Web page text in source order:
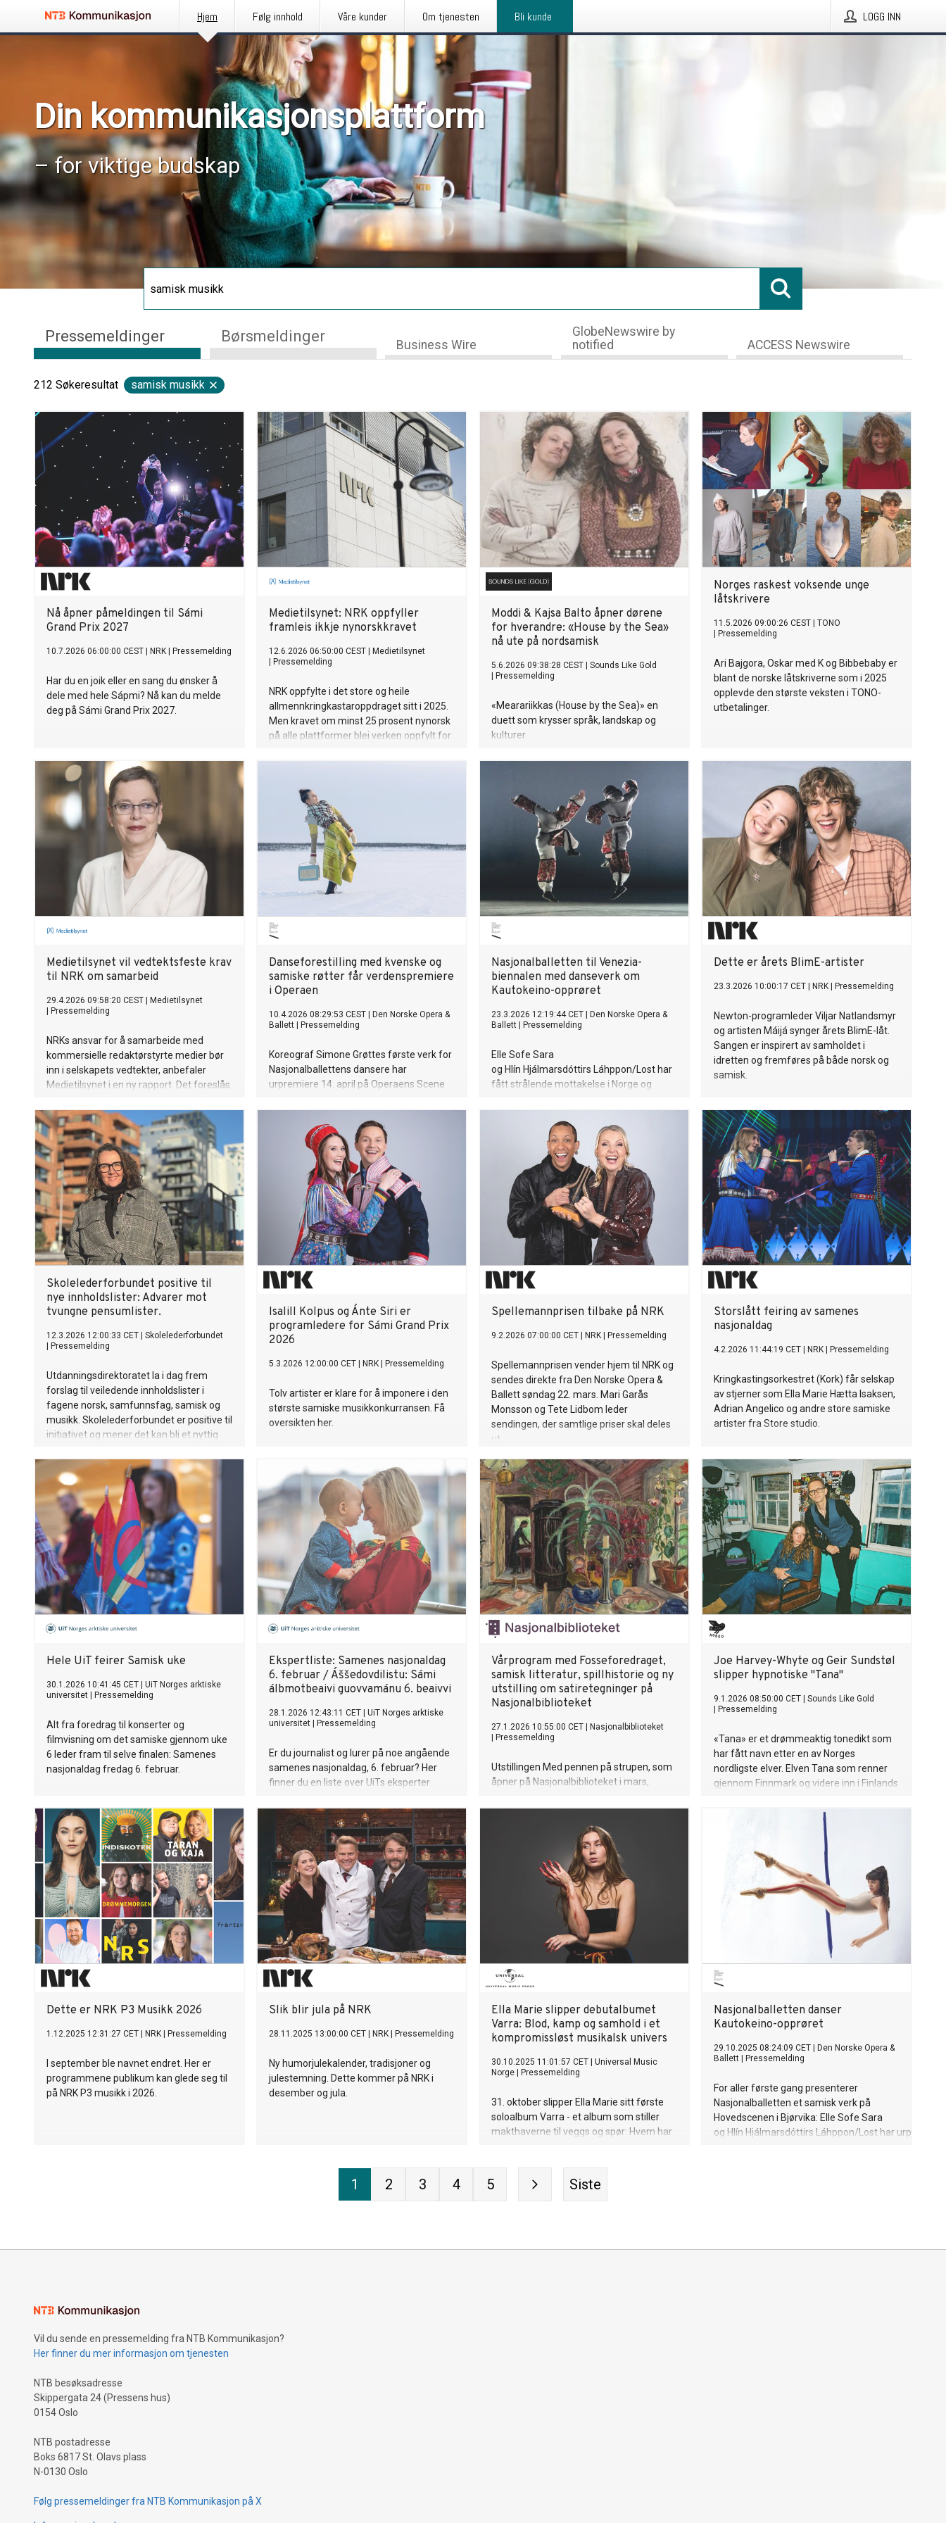
Hjem Følg innhold Våre kunder Om tjenesten Bli kunde LOGG INN
Din kommunikasjonsplattform
– for viktige budskap
Pressemeldinger Børsmeldinger Business Wire
GlobeNewswire by
notified
ACCESS Newswire
212 Søkeresultat samisk musikk
Nå åpner påmeldingen til Sámi
Grand Prix 2027
10.7.2026 06:00:00 CEST NRK Pressemelding
Har du en joik eller en sang du ønsker å
dele med hele Sápmi? Nå kan du melde
deg på Sámi Grand Prix 2027.
Medietilsynet: NRK oppfyller
framleis ikkje nynorskkravet
12.6.2026 06:50:00 CEST
Medietilsynet
Pressemelding
NRK oppfylte i det store og heile
allmennkringkastaroppdraget sitt i 2025.
Men kravet om minst 25 prosent nynorsk
på alle plattformer blei verken oppfylt for
Moddi & Kajsa Balto åpner dørene
for hverandre: «House by the Sea»
nå ute på nordsamisk
5.6.2026 09:38:28 CEST
Sounds Like Gold
Pressemelding
«Mearariikkas (House by the Sea)» en
duett som krysser språk, landskap og
kulturer
Norges raskest voksende unge
låtskrivere
11.5.2026 09:00:26 CEST
TONO
Pressemelding
Ari Bajgora, Oskar med K og Bibbebaby er
blant de norske låtskriverne som i 2025
opplevde den største veksten i TONO-
utbetalinger.
Medietilsynet vil vedtektsfeste krav
til NRK om samarbeid
29.4.2026 09:58:20 CEST
Medietilsynet
Pressemelding
NRKs ansvar for å samarbeide med
kommersielle redaktørstyrte medier bør
inn i selskapets vedtekter, anbefaler
Medietilsynet i en ny rapport. Det foreslås
nyhetsoppdrag, med bakgrunn i at
nyhets- og aktualitetstilbudet på nett har
en svak posisjon i regionene.
Danseforestilling med kvenske og
samiske røtter får verdenspremiere
i Operaen
10.4.2026 08:29:53 CEST
Den Norske Opera &
Ballett
Pressemelding
Koreograf Simone Grøttes første verk for
Nasjonalballettens dansere har
urpremiere 14. april på Operaens Scene
Raataminen er en personlig historie
om motstand, med ankerfeste i Grøttes
samiske og kvenske bakgrunn.
Nasjonalballetten til Venezia-
biennalen med danseverk om
Kautokeino-opprøret
23.3.2026 12:19:44 CET
Den Norske Opera &
Ballett
Pressemelding
Elle Sofe Sara
og Hlín Hjálmarsdóttirs Láhppon/Lost har
fått strålende mottakelse i Norge og
Nasjonalballetten verket til
dansebiennalen i Venezia – en av
verdens mest prestisjetunge arenaer for
samtidsdans.
Dette er årets BlimE-artister
23.3.2026 10:00:17 CET NRK Pressemelding
Newton-programleder Viljar Natlandsmyr
og artisten Máijá synger årets BlimE-låt.
Sangen er inspirert av samholdet i
idretten og fremføres på både norsk og
samisk.
Skolelederforbundet positive til
nye innholdslister: Advarer mot
tvungne pensumlister.
12.3.2026 12:00:33 CET
Skolelederforbundet
Pressemelding
Utdanningsdirektoratet la i dag frem
forslag til veiledende innholdslister i
fagene norsk, samfunnsfag, samisk og
musikk. Skolelederforbundet er positive til
initiativet og mener det kan bli et nyttig
dem som tvungne pensumlister.
Isalill Kolpus og Ánte Siri er
programledere for Sámi Grand Prix
2026
5.3.2026 12:00:00 CET NRK Pressemelding
Tolv artister er klare for å imponere i den
største samiske musikkonkurransen. Få
oversikten her.
Spellemannprisen tilbake på NRK
9.2.2026 07:00:00 CET NRK Pressemelding
Spellemannprisen vender hjem til NRK og
sendes direkte fra Den Norske Opera &
Ballett søndag 22. mars. Mari Garås
Monsson og Tete Lidbom leder
sendingen, der samtlige priser skal deles
ut.
Storslått feiring av samenes
nasjonaldag
4.2.2026 11:44:19 CET NRK Pressemelding
Kringkastingsorkestret (Kork) får selskap
av stjerner som Ella Marie Hætta Isaksen,
Adrian Angelico og andre store samiske
artister fra Store studio.
Hele UiT feirer Samisk uke
30.1.2026 10:41:45 CET
UiT Norges arktiske
universitet
Pressemelding
Alt fra foredrag til konserter og
filmvisning om det samiske gjennom uke
6 leder fram til selve finalen: Samenes
nasjonaldag fredag 6. februar.
Ekspertliste: Samenes nasjonaldag
6. februar / Áššedovdilistu: Sámi
álbmotbeaivi guovvamánu 6. beaivvi
28.1.2026 12:43:11 CET
UiT Norges arktiske
universitet
Pressemelding
Er du journalist og lurer på noe angående
samenes nasjonaldag, 6. februar? Her
finner du en liste over UiTs eksperter
kunst og kultur, politikk og mye mer.
Leatgo journalista ja háliidat diehtit juoga
Sámi álbmotbeaivvi birra, guovvamánu 6.
beaivvi? Dáppe gávnnat listtu mas leat
UiT áššedovdit sámerievttis, sámi
historjjás, sámi dáidagis ja kultuvrras,
politihkas ja ollu eará.
Vårprogram med Fosseforedraget,
samisk litteratur, spillhistorie og ny
utstilling om satiretegninger på
Nasjonalbiblioteket
27.1.2026 10:55:00 CET
Nasjonalbiblioteket
Pressemelding
Utstillingen Med pennen på strupen, som
åpner på Nasjonalbiblioteket i mars,
program om satiretegninger,
pressehistorie og ytringsfrihet, og i april
vies en hel uke til Fosseforedraget og
Fosseprisen 2026. I løpet av våren kan
publikum fordype seg i både samisk
litteratur og norsk spillhistorie, og møte
gjester som Marilynne Robinson, Christian
Bloom, Siri Dokken, Brynjulf Jung Tjønn,
Madeleine Schultz, Kathrine Nedrejord og
Toril Moi på Solli plass.
Joe Harvey-Whyte og Geir Sundstøl
slipper hypnotiske "Tana"
9.1.2026 08:50:00 CET
Sounds Like Gold
Pressemelding
«Tana» er et drømmeaktig tone­dikt som
har fått navn etter en av Norges
nordligste elver. Elven Tana som renner
gjennom Finnmark og videre inn i Finlands
verdsatt av det samiske folket for sine
rike laksebestander, men den er nå truet.
Singelen Tana er den andre som slippes
fra Joe Harvey-Whyte og Geir Sundstøls
kommende album Langeleik.
Dette er NRK P3 Musikk 2026
1.12.2025 12:31:27 CET NRK Pressemelding
I september ble navnet endret. Her er
programmene publikum kan glede seg til
på NRK P3 musikk i 2026.
Slik blir jula på NRK
28.11.2025 13:00:00 CET NRK Pressemelding
Ny humorjulekalender, tradisjoner og
julestemning. Dette kommer på NRK i
desember og jula.
Ella Marie slipper debutalbumet
Varra: Blod, kamp og samhold i et
kompromissløst musikalsk univers
30.10.2025 11:01:57 CET
Universal Music
Norge
Pressemelding
31. oktober slipper Ella Marie sitt første
soloalbum Varra - et album som stiller
makthaverne til veggs og spør: Hvem har
Nasjonalballetten danser
Kautokeino-opprøret
29.10.2025 08:24:09 CET
Den Norske Opera &
Ballett
Pressemelding
For aller første gang presenterer
Nasjonalballetten et samisk verk på
Hovedscenen i Bjørvika: Elle Sofe Sara
og Hlín Hjálmarsdóttirs Láhppon/Lost har
1 2 3 4 5 Siste
Vil du sende en pressemelding fra NTB Kommunikasjon?
Her finner du mer informasjon om tjenesten
NTB besøksadresse
Skippergata 24 (Pressens hus)
0154 Oslo
NTB postadresse
Boks 6817 St. Olavs plass
N-0130 Oslo
Følg pressemeldinger fra NTB Kommunikasjon på X